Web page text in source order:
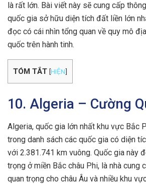
là rất lớn. Bài viết này sẽ cung cấp
quốc gia sở hữu diện tích đất liền lớn
đọc có cái nhìn tổng quan về quy mô
quốc trên hành tinh.
TÓM TẮT [HIỆN]
10. Algeria – Cường
Algeria, quốc gia lớn nhất khu vực Bắc
trong danh sách các quốc gia có diện
với 2.381.741 km vuông. Quốc gia này
trọng ở miền Bắc châu Phi, là nhà cung
quan trọng cho châu Âu và nhiều khu